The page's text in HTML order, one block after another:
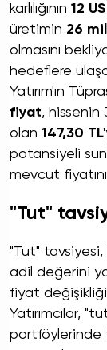
karlılığının 12
üretimin 26
olmasını
hedeflere
Yatırım'ın
fiyat, hissenin
olan 147,30
potansiyeli
mevcut
"Tut"
"Tut" tavsiyesi,
adil değerini
fiyat
Yatırımcılar,
portföylerinde